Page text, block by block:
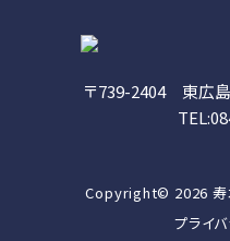
〒739-2404 東広
Copyright© 2026
プライ